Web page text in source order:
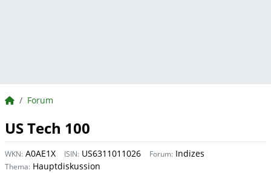
BörsenNEWS.de
Forum
US Tech 100
WKN: A0AE1X ISIN: US6311011026 Forum: Indizes
Thema: Hauptdiskussion